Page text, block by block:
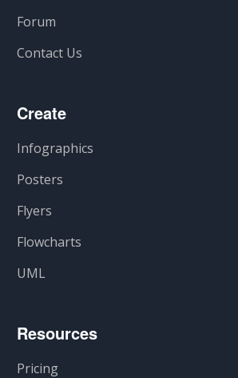
Forum
Contact Us
Create
Infographics
Posters
Flyers
Flowcharts
UML
Resources
Pricing